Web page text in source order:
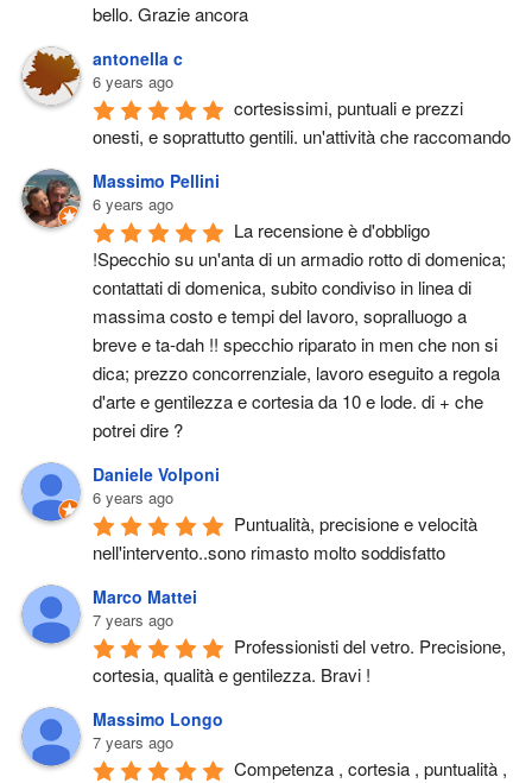
bello. Grazie ancora
antonella c
6 years ago
cortesissimi, puntuali e prezzi
onesti, e soprattutto gentili. un'attività che raccomando
Massimo Pellini
6 years ago
La recensione è d'obbligo
!Specchio su un'anta di un armadio rotto di domenica;
contattati di domenica, subito condiviso in linea di
massima costo e tempi del lavoro, sopralluogo a
breve e ta-dah !! specchio riparato in men che non si
dica; prezzo concorrenziale, lavoro eseguito a regola
d'arte e gentilezza e cortesia da 10 e lode. di + che
potrei dire ?
Daniele Volponi
6 years ago
Puntualità, precisione e velocità
nell'intervento..sono rimasto molto soddisfatto
Marco Mattei
7 years ago
Professionisti del vetro. Precisione,
cortesia, qualità e gentilezza. Bravi !
Massimo Longo
7 years ago
Competenza , cortesia , puntualità ,